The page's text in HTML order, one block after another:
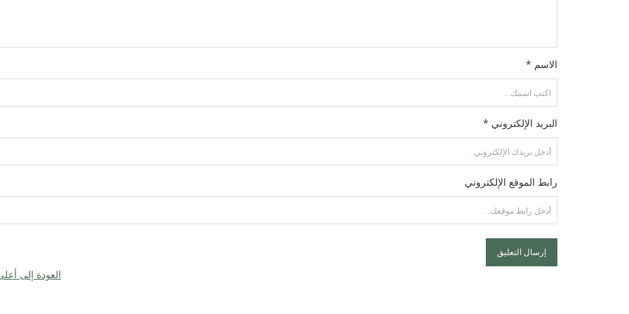
الاسم *
البريد الإلكتروني *
رابط الموقع الإلكتروني
العودة إلى